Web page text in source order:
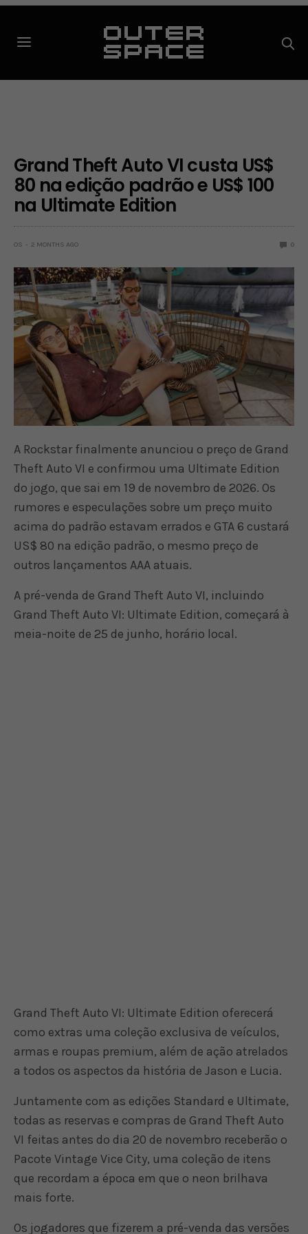
Grand Theft Auto VI custa US$
80 na edição padrão e US$ 100
na Ultimate Edition
OS 2 MONTHS AGO 0
A Rockstar finalmente anunciou o preço de Grand
Theft Auto VI e confirmou uma Ultimate Edition
do jogo, que sai em 19 de novembro de 2026. Os
rumores e especulações sobre um preço muito
acima do padrão estavam errados e GTA 6 custará
US$ 80 na edição padrão, o mesmo preço de
outros lançamentos AAA atuais.
A pré-venda de Grand Theft Auto VI, incluindo
Grand Theft Auto VI: Ultimate Edition, começará à
meia-noite de 25 de junho, horário local.
Grand Theft Auto VI: Ultimate Edition oferecerá
como extras uma coleção exclusiva de veículos,
armas e roupas premium, além de ação atrelados
a todos os aspectos da história de Jason e Lucia.
Juntamente com as edições Standard e Ultimate,
todas as reservas e compras de Grand Theft Auto
VI feitas antes do dia 20 de novembro receberão o
Pacote Vintage Vice City, uma coleção de itens
que recordam a época em que o neon brilhava
mais forte.
Os jogadores que fizerem a pré-venda das versões